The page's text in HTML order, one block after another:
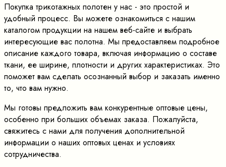
Покупка трикотажных полотен у нас - это простой и
удобный процесс. Вы можете ознакомиться с нашим
каталогом продукции на нашем веб-сайте и выбрать
интересующие вас полотна. Мы предоставляем подробное
описание каждого товара, включая информацию о составе
ткани, ее ширине, плотности и других характеристиках. Это
поможет вам сделать осознанный выбор и заказать именно
то, что вам нужно.
Мы готовы предложить вам конкурентные оптовые цены,
особенно при больших объемах заказа. Пожалуйста,
свяжитесь с нами для получения дополнительной
информации о наших оптовых ценах и условиях
сотрудничества.